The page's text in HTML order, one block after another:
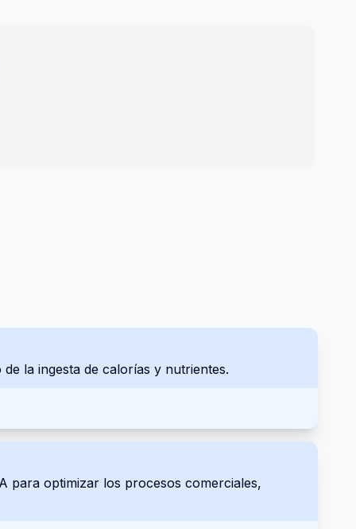
la ingesta de calorías y nutrientes.
para optimizar los procesos comerciales,